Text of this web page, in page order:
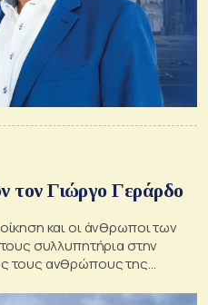
τον Γιώργο Γεράρδο
και οι άνθρωποι των
συλλυπητήρια στην
τους ανθρώπους της